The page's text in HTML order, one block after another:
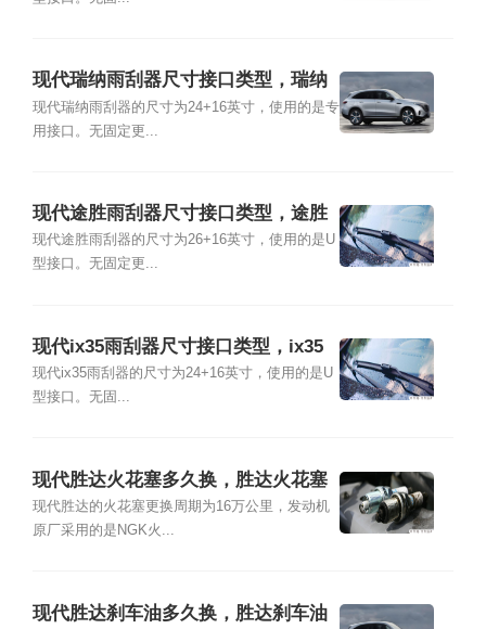
现代瑞纳雨刮器尺寸接口类型，瑞纳
雨刮器拆卸更换教程
现代瑞纳雨刮器的尺寸为24+16英寸，使用的是专
用接口。无固定更...
现代途胜雨刮器尺寸接口类型，途胜
雨刮器拆卸更换教程
现代途胜雨刮器的尺寸为26+16英寸，使用的是U
型接口。无固定更...
现代ix35雨刮器尺寸接口类型，ix35
雨刮器拆卸更换教程
现代ix35雨刮器的尺寸为24+16英寸，使用的是U
型接口。无固...
现代胜达火花塞多久换，胜达火花塞
品牌型号及更换教程
现代胜达的火花塞更换周期为16万公里，发动机
原厂采用的是NGK火...
现代胜达刹车油多久换，胜达刹车油